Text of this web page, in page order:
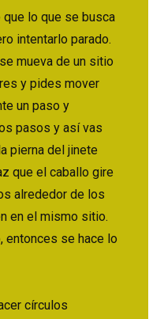
lo que se busca
intentarlo parado.
mueva de un sitio
y pides mover
un paso y
pasos y así vas
pierna del jinete
que el caballo gire
alrededor de los
en el mismo sitio.
entonces se hace lo
círculos